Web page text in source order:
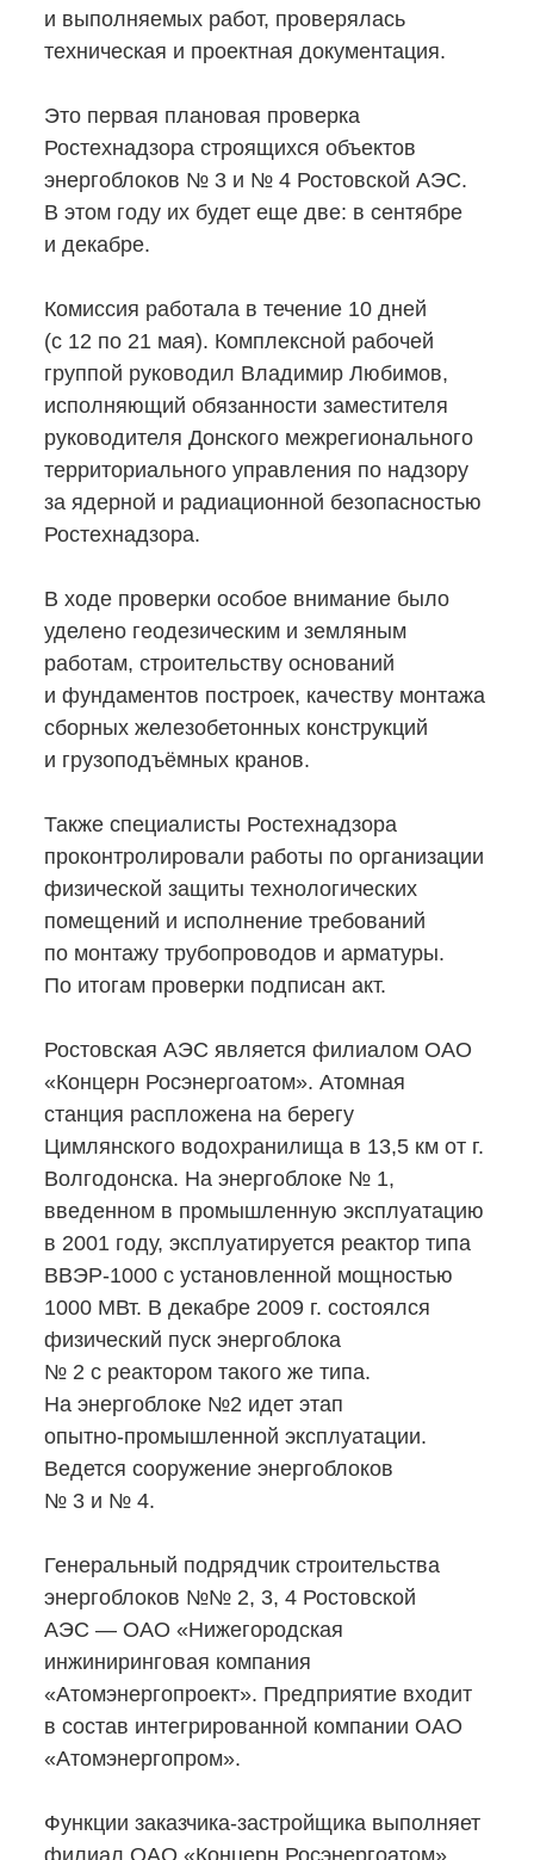
и выполняемых работ, проверялась
техническая и проектная документация.
Это первая плановая проверка
Ростехнадзора строящихся объектов
энергоблоков № 3 и № 4 Ростовской АЭС.
В этом году их будет еще две: в сентябре
и декабре.
Комиссия работала в течение 10 дней
(с 12 по 21 мая). Комплексной рабочей
группой руководил Владимир Любимов,
исполняющий обязанности заместителя
руководителя Донского межрегионального
территориального управления по надзору
за ядерной и радиационной безопасностью
Ростехнадзора.
В ходе проверки особое внимание было
уделено геодезическим и земляным
работам, строительству оснований
и фундаментов построек, качеству монтажа
сборных железобетонных конструкций
и грузоподъёмных кранов.
Также специалисты Ростехнадзора
проконтролировали работы по организации
физической защиты технологических
помещений и исполнение требований
по монтажу трубопроводов и арматуры.
По итогам проверки подписан акт.
Ростовская АЭС является филиалом ОАО
«Концерн Росэнергоатом». Атомная
станция распложена на берегу
Цимлянского водохранилища в 13,5 км от г.
Волгодонска. На энергоблоке № 1,
введенном в промышленную эксплуатацию
в 2001 году, эксплуатируется реактор типа
ВВЭР-1000 с установленной мощностью
1000 МВт. В декабре 2009 г. состоялся
физический пуск энергоблока
№ 2 с реактором такого же типа.
На энергоблоке №2 идет этап
опытно-промышленной эксплуатации.
Ведется сооружение энергоблоков
№ 3 и № 4.
Генеральный подрядчик строительства
энергоблоков №№ 2, 3, 4 Ростовской
АЭС — ОАО «Нижегородская
инжиниринговая компания
«Атомэнергопроект». Предприятие входит
в состав интегрированной компании ОАО
«Атомэнергопром».
Функции заказчика-застройщика выполняет
филиал ОАО «Концерн Росэнергоатом»